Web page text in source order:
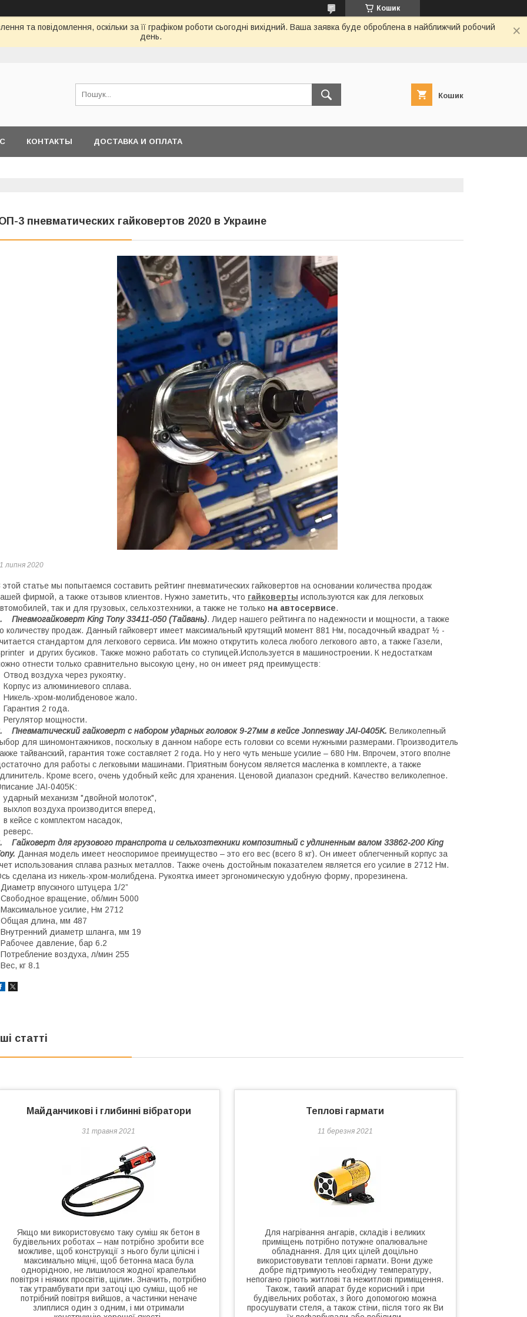
Кошик
та повідомлення, оскільки за її графіком роботи сьогодні вихідний. Ваша заявка буде оброблена в найближчий робочий
день.
Кошик
КОНТАКТЫ ДОСТАВКА И ОПЛАТА
3 пневматических гайковертов 2020 в Украине
липня 2020
этой статье мы попытаемся составить рейтинг пневматических гайковертов на основании количества продаж
фирмой, а также отзывов клиентов. Нужно заметить, что гайковерты используются как для легковых
так и для грузовых, сельхозтехники, а также не только на автосервисе.
Пневмогайковерт King Tony 33411-050 (Тайвань). Лидер нашего рейтинга по надежности и мощности, а также
количеству продаж. Данный гайковерт имеет максимальный крутящий момент 881 Нм, посадочный квадрат ½ -
стандартом для легкового сервиса. Им можно открутить колеса любого легкового авто, а также Газели,
и других бусиков. Также можно работать со ступицей.Используется в машиностроении. К недостаткам
отнести только сравнительно высокую цену, но он имеет ряд преимуществ:
Отвод воздуха через рукоятку.
Корпус из алюминиевого сплава.
Никель-хром-молибденовое жало.
Гарантия 2 года.
Регулятор мощности.
Пневматический гайковерт с набором ударных головок 9-27мм в кейсе Jonnesway JAI-0405K. Великолепный
для шиномонтажников, поскольку в данном наборе есть головки со всеми нужными размерами. Производитель
тайванский, гарантия тоже составляет 2 года. Но у него чуть меньше усилие – 680 Нм. Впрочем, этого вполне
для работы с легковыми машинами. Приятным бонусом является масленка в комплекте, а также
Кроме всего, очень удобный кейс для хранения. Ценовой диапазон средний. Качество великолепное.
JAI-0405K:
ударный механизм "двойной молоток",
выхлоп воздуха производится вперед,
в кейсе с комплектом насадок,
реверс.
Гайковерт для грузового транспрота и сельхозтехники композитный с удлиненным валом 33862-200 King
Данная модель имеет неоспоримое преимущество – это его вес (всего 8 кг). Он имеет облегченный корпус за
использования сплава разных металлов. Также очень достойным показателем является его усилие в 2712 Нм.
сделана из никель-хром-молибдена. Рукоятка имеет эргономическую удобную форму, прорезинена.
впускного штуцера 1/2”
вращение, об/мин 5000
усилие, Нм 2712
длина, мм 487
диаметр шланга, мм 19
давление, бар 6.2
воздуха, л/мин 255
кг 8.1
статті
Майданчикові і глибинні вібратори
31 травня 2021
Якщо ми використовуємо таку суміш як бетон в
будівельних роботах – нам потрібно зробити все
можливе, щоб конструкції з нього були цілісні і
максимально міцні, щоб бетонна маса була
однорідною, не лишилося жодної крапельки
повітря і ніяких просвітів, щілин. Значить, потрібно
так утрамбувати при затоці цю суміш, щоб не
потрібний повітря вийшов, а частинки неначе
злиплися один з одним, і ми отримали
Теплові гармати
11 березня 2021
Для нагрівання ангарів, складів і великих
приміщень потрібно потужне опалювальне
обладнання. Для цих цілей доцільно
використовувати теплові гармати. Вони дуже
добре підтримують необхідну температуру,
непогано гріють житлові та нежитлові приміщення.
Також, такий апарат буде корисний і при
будівельних роботах, з його допомогою можна
просушувати стеля, а також стіни, після того як Ви